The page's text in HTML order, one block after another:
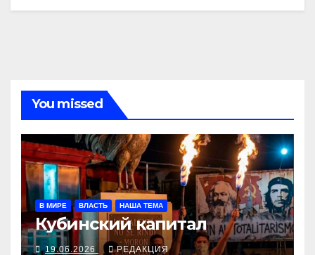
You missed
В МИРЕ ВЛАСТЬ НАША ТЕМА
Кубинский капитал
19.06.2026 РЕДАКЦИЯ